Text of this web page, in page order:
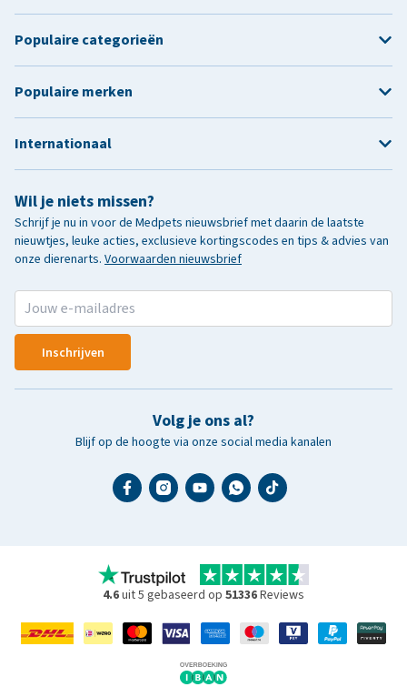
Wil je niets missen?
Schrijf je nu in voor de Medpets nieuwsbrief met daarin de laatste
nieuwtjes, leuke acties, exclusieve kortingscodes en tips & advies van
onze dierenarts. Voorwaarden nieuwsbrief
Inschrijven
Volg je ons al?
Blijf op de hoogte via onze social media kanalen
Populaire categorieën
Populaire merken
Internationaal
4.6uit 5 gebaseerd op 51336Reviews